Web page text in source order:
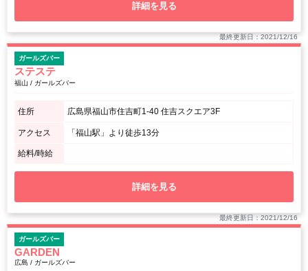
詳細を見る
最終更新日：2021/12/16
ガールズバー
ステステ
福山 / ガールズバー
住所 広島県福山市住吉町1-40 住吉スクエア3F
アクセス 「福山駅」より徒歩13分
給料/時給
詳細を見る
最終更新日：2021/12/16
ガールズバー
GARDEN
広島 / ガールズバー